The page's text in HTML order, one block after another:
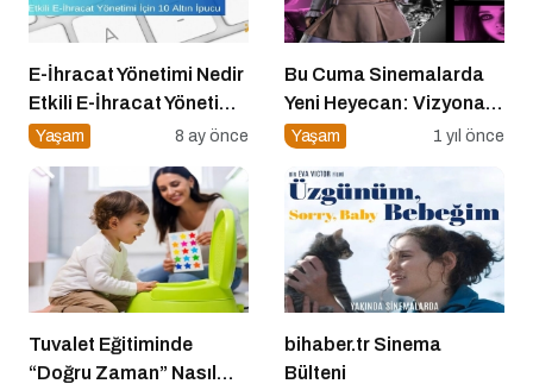
E-İhracat Yönetimi Nedir
Etkili E-İhracat Yönetimi
için 10 Altın İpucu
Yaşam 8 ay önce
Bu Cuma Sinemalarda
Yeni Heyecan: Vizyona
Girecek Filmler Belli
Yaşam 1 yıl önce
Tuvalet Eğitiminde
“Doğru Zaman” Nasıl
bihaber.tr Sinema
Bülteni